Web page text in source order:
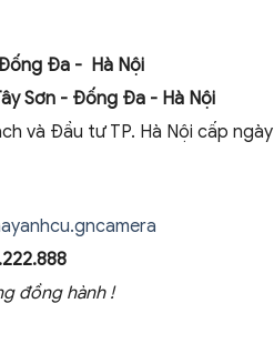
Đa - Hà Nội
Sơn - Đống Đa - Hà Nội
và Đầu tư TP. Hà Nội cấp ngày
đồng hành !